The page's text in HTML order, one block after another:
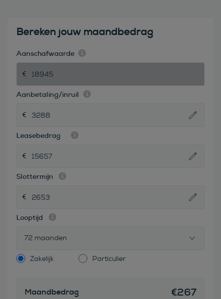
Bereken jouw maandbedrag
Aanschafwaarde
Aanbetaling/inruil
Leasebedrag
Slottermijn
Looptijd
72 maanden
Zakelijk Particulier
Maandbedrag €267